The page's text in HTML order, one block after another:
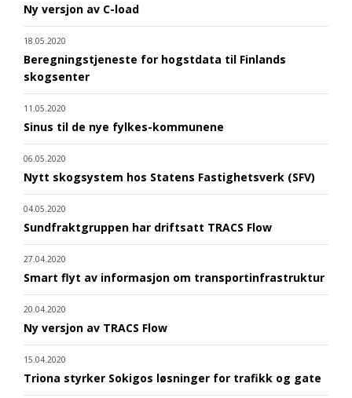
Ny versjon av C-load
18.05.2020
Beregningstjeneste for hogstdata til Finlands
skogsenter
11.05.2020
Sinus til de nye fylkes-kommunene
06.05.2020
Nytt skogsystem hos Statens Fastighetsverk (SFV)
04.05.2020
Sundfraktgruppen har driftsatt TRACS Flow
27.04.2020
Smart flyt av informasjon om transportinfrastruktur
20.04.2020
Ny versjon av TRACS Flow
15.04.2020
Triona styrker Sokigos løsninger for trafikk og gate